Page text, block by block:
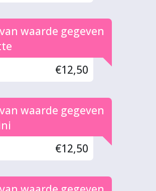
waarde gegeven
€12,50
waarde gegeven
€12,50